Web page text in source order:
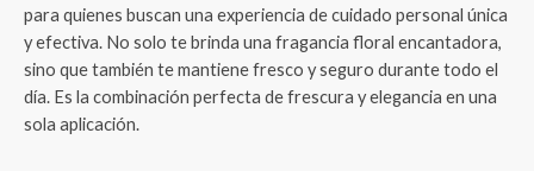
para quienes buscan una experiencia de cuidado personal única
y efectiva. No solo te brinda una fragancia floral encantadora,
sino que también te mantiene fresco y seguro durante todo el
día. Es la combinación perfecta de frescura y elegancia en una
sola aplicación.